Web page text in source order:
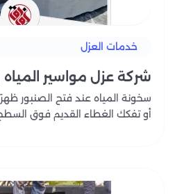
خدمات العزل
شركة عزل مواسير المياه
سخونة المياه عند فتح الصنبور
أو تفكك الغطاء القديم فوق